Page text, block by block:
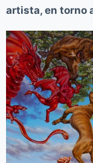
artista, en torno